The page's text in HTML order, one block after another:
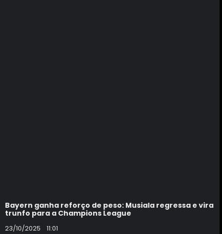
Bayern ganha reforço de peso: Musiala regressa e vira
trunfo para a Champions League
23/10/2025 11:01